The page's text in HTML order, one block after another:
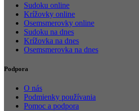
Sudoku online
Krížovky online
Osemsmerovky online
Sudoku na dnes
Krížovka na dnes
Osemsmerovka na dnes
Podpora
O nás
Podmienky používania
Pomoc a podpora